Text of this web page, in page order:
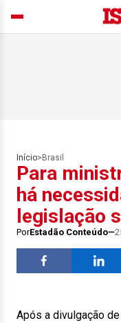
Início> Brasil
Para
há
legislação
PorEstadão Conteúdo
Após a divulgação